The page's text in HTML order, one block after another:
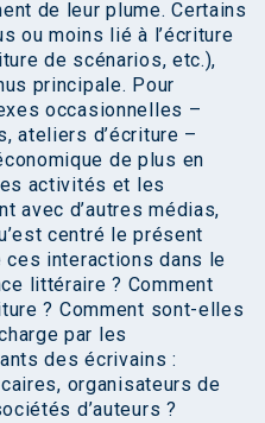
de leur plume. Certains
ou moins lié à l’écriture
de scénarios, etc.),
principale. Pour
occasionnelles –
ateliers d’écriture –
de plus en
activités et les
avec d’autres médias,
centré le présent
ces interactions dans le
littéraire ? Comment
? Comment sont-elles
par les
des écrivains :
organisateurs de
d’auteurs ?